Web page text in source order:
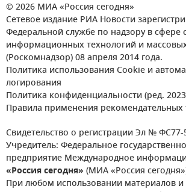
© 2026 МИА «Россия сегодня»
Сетевое издание РИА Новости
Федеральной службе по надзору в сфере
информационных технологий и
(Роскомнадзор) 08 апреля 2014 года.
Политика использования Cookie и
логирования
Политика конфиденциальности (ред. 2023
Правила применения рекомендательных
Свидетельство о регистрации Эл № ФС77-
Учредитель: Федеральное
предприятие Международное
«Россия сегодня» (МИА «Россия
При любом использовании материалов и